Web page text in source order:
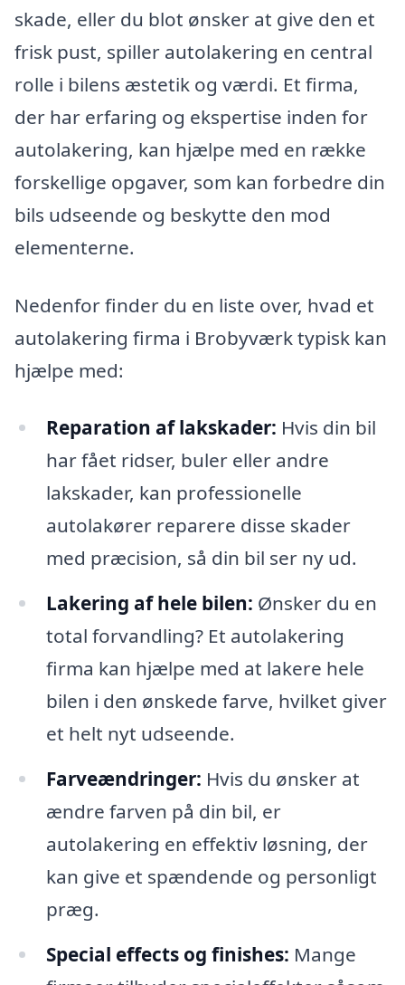
skade, eller du blot ønsker at give den et
frisk pust, spiller autolakering en central
rolle i bilens æstetik og værdi. Et firma,
der har erfaring og ekspertise inden for
autolakering, kan hjælpe med en række
forskellige opgaver, som kan forbedre din
bils udseende og beskytte den mod
elementerne.
Nedenfor finder du en liste over, hvad et
autolakering firma i Brobyværk typisk kan
hjælpe med:
Reparation af lakskader: Hvis din bil
har fået ridser, buler eller andre
lakskader, kan professionelle
autolakører reparere disse skader
med præcision, så din bil ser ny ud.
Lakering af hele bilen: Ønsker du en
total forvandling? Et autolakering
firma kan hjælpe med at lakere hele
bilen i den ønskede farve, hvilket giver
et helt nyt udseende.
Farveændringer: Hvis du ønsker at
ændre farven på din bil, er
autolakering en effektiv løsning, der
kan give et spændende og personligt
præg.
Special effects og finishes: Mange